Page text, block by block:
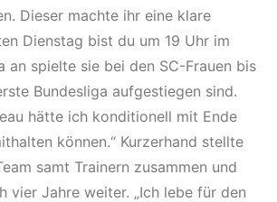
Dieser machte ihr eine klare
Dienstag bist du um 19 Uhr im
an spielte sie bei den SC-Frauen bis
Bundesliga aufgestiegen sind.
hätte ich konditionell mit Ende
können.“ Kurzerhand stellte
samt Trainern zusammen und
vier Jahre weiter. „Ich lebe für den